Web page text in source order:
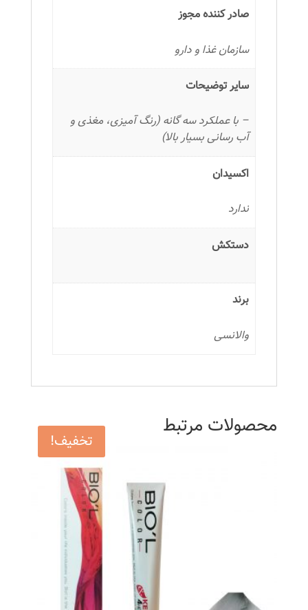
صادر کننده مجوز
سازمان غذا و دارو
سایر توضیحات
– با عملکرد سه گانه (رنگ آمیزی، مغذی و
آب رسانی بسیار بالا)
اکسیدان
ندارد
دستکش
برند
والانسی
محصولات مرتبط
تخفیف!